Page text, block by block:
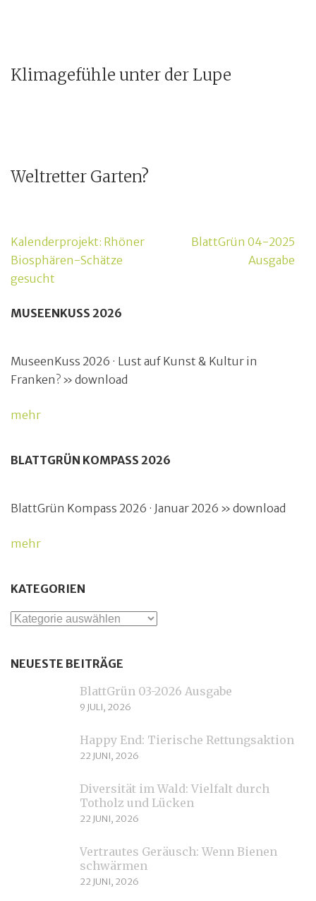
Klimagefühle unter der Lupe
Weltretter Garten?
Beitragsnavigation
Kalenderprojekt: Rhöner
Biosphären-Schätze
gesucht
BlattGrün 04-2025
Ausgabe
MUSEENKUSS 2026
MuseenKuss 2026 · Lust auf Kunst & Kultur in
Franken? » download
mehr
BLATTGRÜN KOMPASS 2026
BlattGrün Kompass 2026 · Januar 2026 » download
mehr
KATEGORIEN
Kategorien
NEUESTE BEITRÄGE
BlattGrün 03-2026 Ausgabe
9 JULI, 2026
Happy End: Tierische Rettungsaktion
22 JUNI, 2026
Diversität im Wald: Vielfalt durch
Totholz und Lücken
22 JUNI, 2026
Vertrautes Geräusch: Wenn Bienen
schwärmen
22 JUNI, 2026